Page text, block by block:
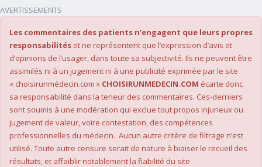
AVERTISSEMENTS
Les commentaires des patients n’engagent que leurs propres
responsabilités et ne représentent que l’expression d’avis et
d’opinions de l’usager, dans toute sa subjectivité. Ils ne peuvent être
assimilés ni à un jugement ni à une publicité exprimée par le site
« choisirunmédecin.com » CHOISIRUNMEDECIN.COM écarte donc
sa responsabilité dans la teneur des commentaires. Ces-derniers
sont soumis à une modération qui exclue tout propos injurieux ou
jugement de valeur, voire contestation, des compétences
professionnelles du médecin. Aucun autre critère de filtrage n’est
utilisé. Toute autre censure serait de nature à biaiser le recueil des
résultats, et affaiblir notablement la fiabilité du site